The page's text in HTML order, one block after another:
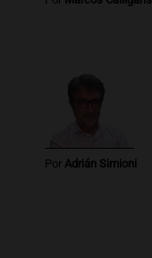
Por Adrián Simioni